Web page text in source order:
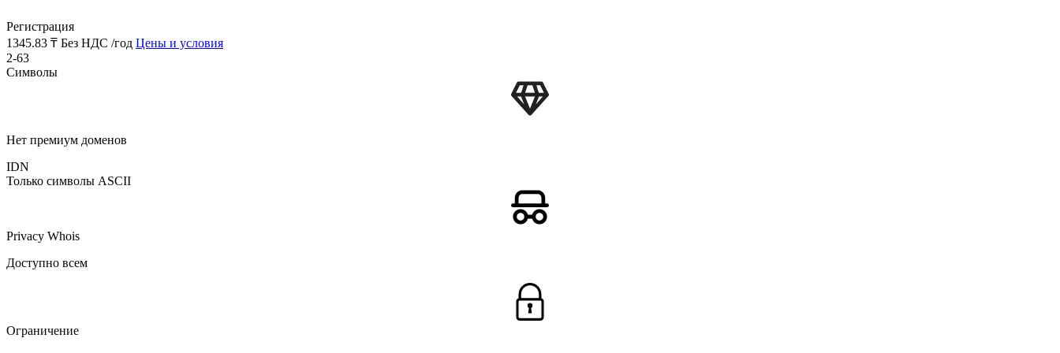
Регистрация
1345.83 ₸ Без НДС /год Цены и условия
2-63
Символы
Нет премиум доменов
IDN
Только символы ASCII
Privacy Whois
Доступно всем
Ограничение